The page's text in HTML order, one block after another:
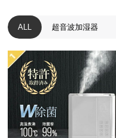
に
つ
い
て
返
ALL 超音波加湿器